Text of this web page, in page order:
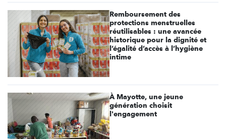
Remboursement des
protections menstruelles
réutilisables : une avancée
historique pour la dignité et
l’égalité d’accès à l’hygiène
intime
À Mayotte, une jeune
génération choisit
l'engagement